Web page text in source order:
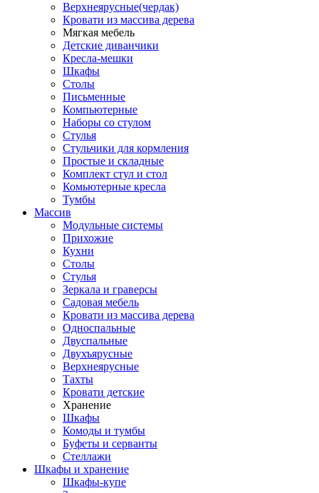
Верхнеярусные(чердак)
Кровати из массива дерева
Мягкая мебель
Детские диванчики
Кресла-мешки
Шкафы
Столы
Письменные
Компьютерные
Наборы со стулом
Стулья
Стульчики для кормления
Простые и складные
Комплект стул и стол
Комьютерные кресла
Тумбы
Массив
Модульные системы
Прихожие
Кухни
Столы
Стулья
Зеркала и граверсы
Садовая мебель
Кровати из массива дерева
Односпальные
Двуспальные
Двухъярусные
Верхнеярусные
Тахты
Кровати детские
Хранение
Шкафы
Комоды и тумбы
Буфеты и серванты
Стеллажи
Шкафы и хранение
Шкафы-купе